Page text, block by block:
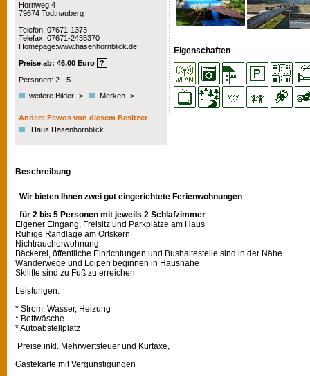
Hornweg 4
79674 Todtnauberg
Telefon: 07671-1373
Telefax: 07671-2435370
Homepage:www.hasenhornblick.de
Preise ab: 46,00 Euro ?
Personen: 2 - 5
weitere Bilder ->
Merken ->
Andere Fewos von diesem Besitzer
Haus Hasenhornblick
Eigenschaften
Beschreibung
Wir bieten Ihnen zwei gut eingerichtete Ferienwohnungen
für 2 bis 5 Personen mit jeweils 2 Schlafzimmer
Eigener Eingang, Freisitz und Parkplätze am Haus
Ruhige Randlage am Ortskern
Nichtraucherwohnung:
Bäckerei, öffentliche Einrichtungen und Bushaltestelle sind in der Nähe
Wanderwege und Loipen beginnen in Hausnähe
Skilifte sind zu Fuß zu erreichen
Leistungen:
* Strom, Wasser, Heizung
* Bettwäsche
* Autoabstellplatz
Preise inkl. Mehrwertsteuer und Kurtaxe,
Gästekarte mit Vergünstigungen